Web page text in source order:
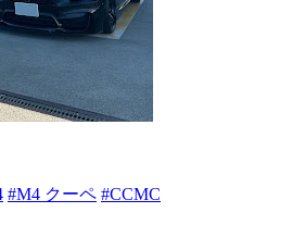
#M4 クーペ #CCMC